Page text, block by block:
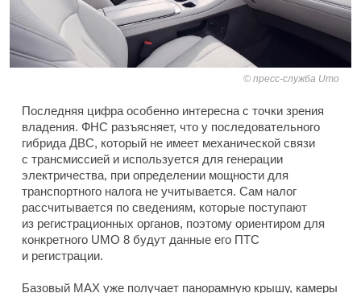
пресс-служба Umo
Последняя цифра особенно интересна с точки зрения
владения. ФНС разъясняет, что у последовательного
гибрида ДВС, который не имеет механической связи
с трансмиссией и используется для генерации
электричества, при определении мощности для
транспортного налога не учитывается. Сам налог
рассчитывается по сведениям, которые поступают
из регистрационных органов, поэтому ориентиром для
конкретного UMO 8 будут данные его ПТС
и регистрации.
Базовый MAX уже получает панорамную крышу, камеры